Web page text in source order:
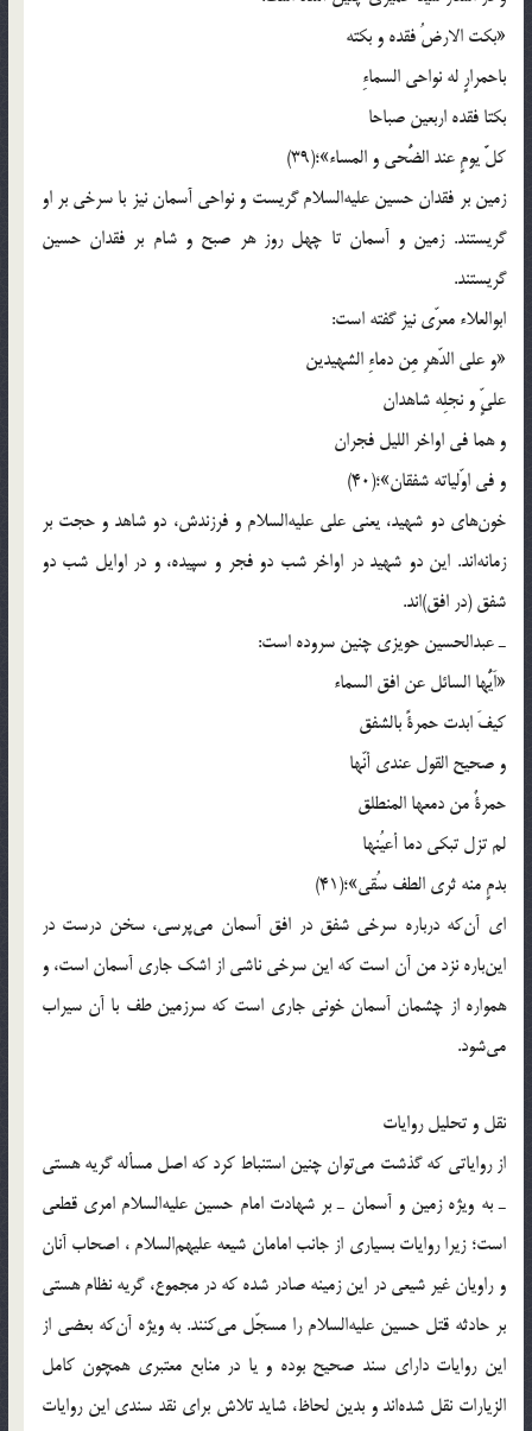
«بکت الارضُ فقده و بکته
باحمرارٍ له نواحی السماءِ
بکتا فقده اربعین صباحا
کلَّ یومٍ عند الضُّحی و المساء»؛(39)
زمین بر فقدان حسین علیه‌السلام گریست و نواحی آسمان نیز با سرخی بر او
گریستند. زمین و آسمان تا چهل روز هر صبح و شام بر فقدان حسین
گریستند.
ابوالعلاء معرّی نیز گفته است:
«و علی الدّهرِ مِن دماءِ الشهیدین
علیٍّ و نجلِه شاهدان
و هما فی اواخر اللیل فجران
و فی اوّلیاته شفقان»؛(40)
خون‌های دو شهید، یعنی علی علیه‌السلام و فرزندش، دو شاهد و حجت بر
زمانه‌اند. این دو شهید در اواخر شب دو فجر و سپیده، و در اوایل شب دو
شفق (در افق)اند.
ـ عبدالحسین حویزی چنین سروده است:
«اَیُّها السائل عن افق السماء
کیفَ ابدت حمرةً بالشفق
و صحیح القول عندی أنّها
حمرةٌ من دمعها المنطلق
لم تزل تبکی دما أعیُنها
بدمٍ منه ثری الطف سُقی»؛(41)
ای آن‌که درباره سرخی شفق در افق آسمان می‌پرسی، سخن درست در
این‌باره نزد من آن است که این سرخی ناشی از اشک جاری آسمان است، و
همواره از چشمان آسمان خونی جاری است که سرزمین طف با آن سیراب
می‌شود.
نقل و تحلیل روایات
از روایاتی که گذشت می‌توان چنین استنباط کرد که اصل مسأله گریه هستی
ـ به ویژه زمین و آسمان ـ بر شهادت امام حسین علیه‌السلام امری قطعی
است؛ زیرا روایات بسیاری از جانب امامان شیعه علیهم‌السلام ، اصحاب آنان
و راویان غیر شیعی در این زمینه صادر شده که در مجموع، گریه نظام هستی
بر حادثه قتل حسین علیه‌السلام را مسجّل می‌کنند. به ویژه آن‌که بعضی از
این روایات دارای سند صحیح بوده و یا در منابع معتبری همچون کامل
الزیارات نقل شده‌اند و بدین لحاظ، شاید تلاش برای نقد سندی این روایات